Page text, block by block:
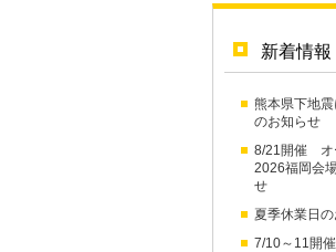
新着情報
熊本県下地
のお知らせ
8/21開催 オ
2026福岡会
せ
夏季休業日
7/10～11開